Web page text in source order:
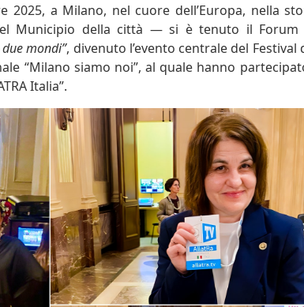
2025, a Milano, nel cuore dell’Europa, nella
Municipio della città — si è tenuto il Forum
mondi”, divenuto l’evento centrale del Festival
“Milano siamo noi”, al quale hanno
Italia”.